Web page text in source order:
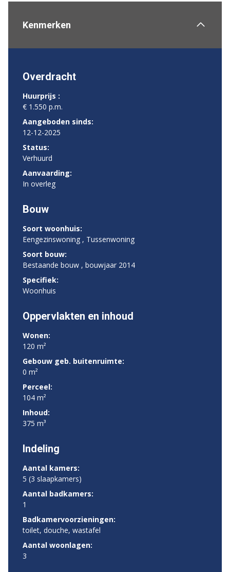
Kenmerken
Overdracht
Huurprijs :
€ 1.550 p.m.
Aangeboden sinds:
12-12-2025
Status:
Verhuurd
Aanvaarding:
In overleg
Bouw
Soort woonhuis:
Eengezinswoning , Tussenwoning
Soort bouw:
Bestaande bouw , bouwjaar 2014
Specifiek:
Woonhuis
Oppervlakten en inhoud
Wonen:
120 m²
Gebouw geb. buitenruimte:
0 m²
Perceel:
104 m²
Inhoud:
375 m³
Indeling
Aantal kamers:
5 (3 slaapkamers)
Aantal badkamers:
1
Badkamervoorzieningen:
toilet, douche, wastafel
Aantal woonlagen:
3